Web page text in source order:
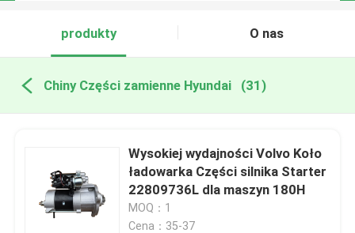
produkty O nas
Chiny Części zamienne Hyundai (31)
Wysokiej wydajności Volvo Koło
ładowarka Części silnika Starter
22809736L dla maszyn 180H
MOQ：1
Cena：35-37